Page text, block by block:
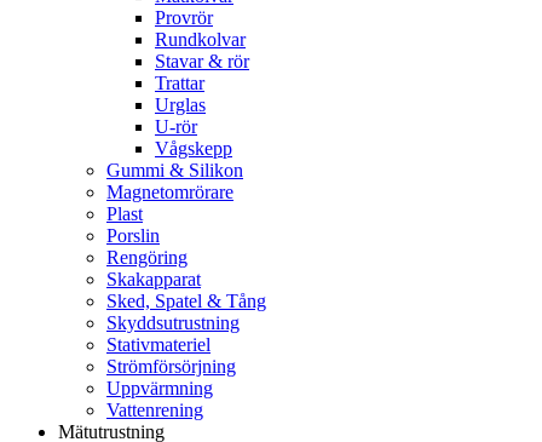
Provrör
Rundkolvar
Stavar & rör
Trattar
Urglas
U-rör
Vågskepp
Gummi & Silikon
Magnetomrörare
Plast
Porslin
Rengöring
Skakapparat
Sked, Spatel & Tång
Skyddsutrustning
Stativmateriel
Strömförsörjning
Uppvärmning
Vattenrening
Mätutrustning